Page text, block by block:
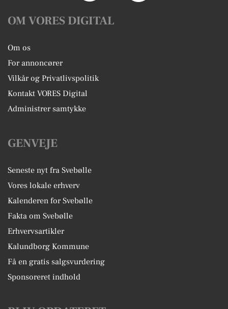
OM VORES DIGITAL
Om os
For annoncører
Vilkår og Privatlivspolitik
Kontakt VORES Digital
Administrer samtykke
GENVEJE
Seneste nyt fra Svebølle
Vores lokale erhverv
Kalenderen for Svebølle
Fakta om Svebølle
Erhvervsartikler
Kalundborg Kommune
Få en gratis salgsvurdering
Sponsoreret indhold